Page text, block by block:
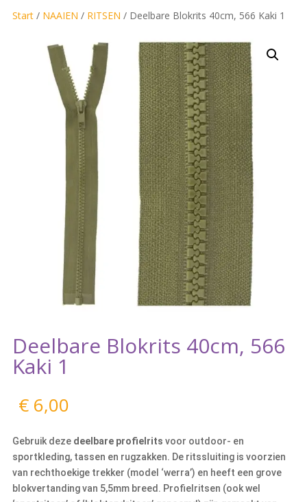
Start/ NAAIEN / RITSEN / Deelbare Blokrits 40cm, 566 Kaki 1
Deelbare Blokrits 40cm, 566
Kaki 1
€6,00
Gebruik deze deelbare profielrits voor outdoor- en
sportkleding, tassen en rugzakken. De ritssluiting is voorzien
van rechthoekige trekker (model ‘werra’) en heeft een grove
blokvertanding van 5,5mm breed. Profielritsen (ook wel